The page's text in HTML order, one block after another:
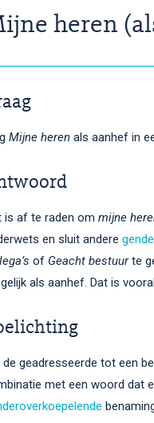
heren
Mijne heren als aanhef in
is af te raden om mijne
en sluit andere
of Geacht bestuurte
als aanhef. Dat is
de geadresseerde tot een
met een woord dat